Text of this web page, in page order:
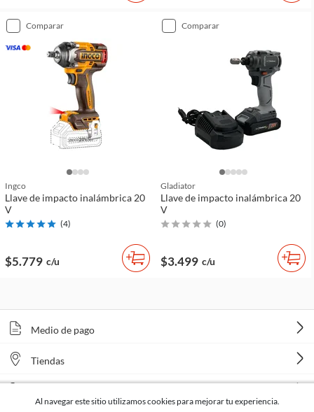
comparar
Ingco
Llave de impacto inalámbrica 20
V
(4)
$5.779 c/u
comparar
Gladiator
Llave de impacto inalámbrica 20
V
(0)
$3.499 c/u
Medio de pago
Tiendas
Al navegar este sitio utilizamos cookies para mejorar tu experiencia.